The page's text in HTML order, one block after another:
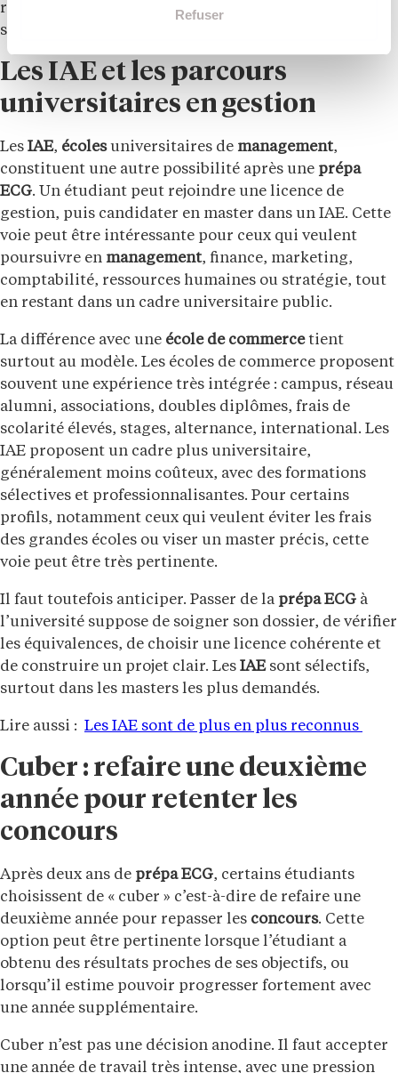
Refuser
reconnue dans l’enseignement supérieur, avec un
socle académique solide et transférable.
Les IAE et les parcours
universitaires en gestion
Les IAE, écolesuniversitaires de management,
constituent une autre possibilité après une prépa
ECG. Un étudiant peut rejoindre une licence de
gestion, puis candidater en master dans un IAE. Cette
voie peut être intéressante pour ceux qui veulent
poursuivre en management, finance, marketing,
comptabilité, ressources humaines ou stratégie, tout
en restant dans un cadre universitaire public.
La différence avec une école de commercetient
surtout au modèle. Les écoles de commerce proposent
souvent une expérience très intégrée : campus, réseau
alumni, associations, doubles diplômes, frais de
scolarité élevés, stages, alternance, international. Les
IAE proposent un cadre plus universitaire,
généralement moins coûteux, avec des formations
sélectives et professionnalisantes. Pour certains
profils, notamment ceux qui veulent éviter les frais
des grandes écoles ou viser un master précis, cette
voie peut être très pertinente.
Il faut toutefois anticiper. Passer de la prépa ECG à
l’université suppose de soigner son dossier, de vérifier
les équivalences, de choisir une licence cohérente et
de construire un projet clair. Les IAEsont sélectifs,
surtout dans les masters les plus demandés.
Lire aussi : Les IAE sont de plus en plus reconnus
Cuber : refaire une deuxième
année pour retenter les
concours
Après deux ans de prépa ECG, certains étudiants
choisissent de « cuber » c’est-à-dire de refaire une
deuxième année pour repasser les concours. Cette
option peut être pertinente lorsque l’étudiant a
obtenu des résultats proches de ses objectifs, ou
lorsqu’il estime pouvoir progresser fortement avec
une année supplémentaire.
Cuber n’est pas une décision anodine. Il faut accepter
une année de travail très intense, avec une pression